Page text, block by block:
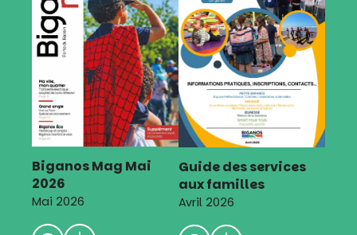
Biganos Mag Mai
2026
Mai 2026
Guide des services
aux familles
Avril 2026